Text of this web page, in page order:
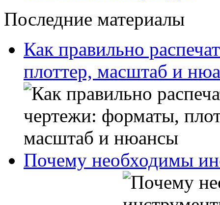
Последние материалы
Как правильно
плоттер, масштаб и
Почему необходимы